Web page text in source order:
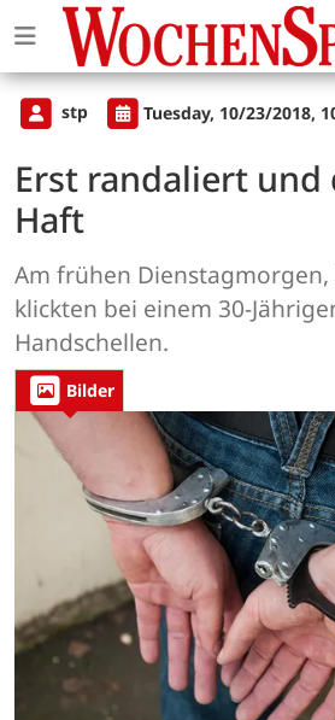
stp Tuesday, 10/23/2018,
Erst randaliert und
Haft
Am frühen Dienstagmorgen,
klickten bei einem 30-
Handschellen.
Bilder